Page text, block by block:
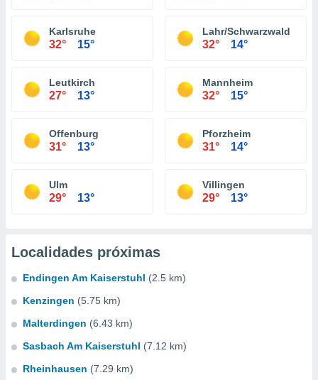
Karlsruhe
32° 15°
Lahr/Schwarzwald
32° 14°
Leutkirch
27° 13°
Mannheim
32° 15°
Offenburg
31° 13°
Pforzheim
31° 14°
Ulm
29° 13°
Villingen
29° 13°
Localidades próximas
Endingen Am Kaiserstuhl (2.5 km)
Kenzingen (5.75 km)
Malterdingen (6.43 km)
Sasbach Am Kaiserstuhl (7.12 km)
Rheinhausen (7.29 km)